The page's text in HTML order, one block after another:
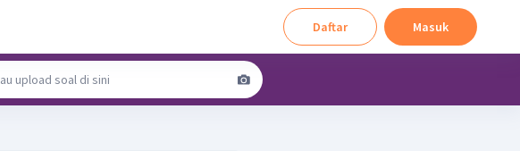
Daftar Masuk